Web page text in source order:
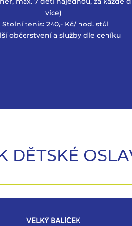
více)
Stolní tenis: 240,- Kč/ hod. stůl
občerstvení a služby dle ceníku
DĚTSKÉ
VELKÝ BALÍČEK